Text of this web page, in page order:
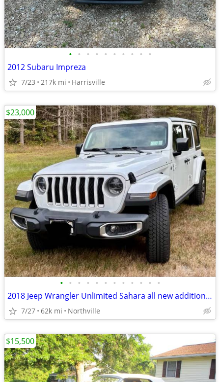
• • • • • • • • • •
2012 Subaru Impreza
7/23 217k mi Harrisville
• • • • • • • • • • • •
2018 Jeep Wrangler Unlimited Sahara all new addition JL
7/27 62k mi Northville
$23,000
$15,500